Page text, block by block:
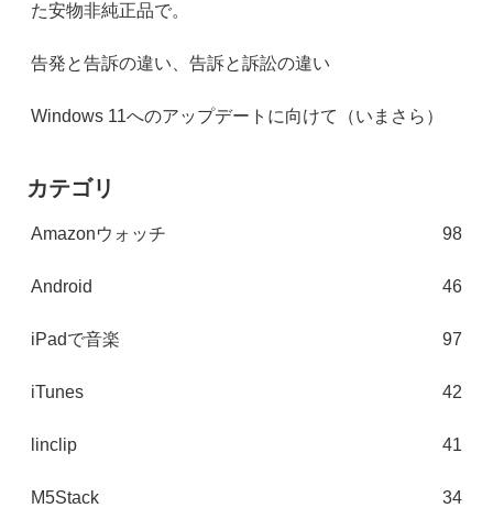
た安物非純正品で。
告発と告訴の違い、告訴と訴訟の違い
Windows 11へのアップデートに向けて（いまさら）
カテゴリ
Amazonウォッチ 98
Android 46
iPadで音楽 97
iTunes 42
linclip 41
M5Stack 34